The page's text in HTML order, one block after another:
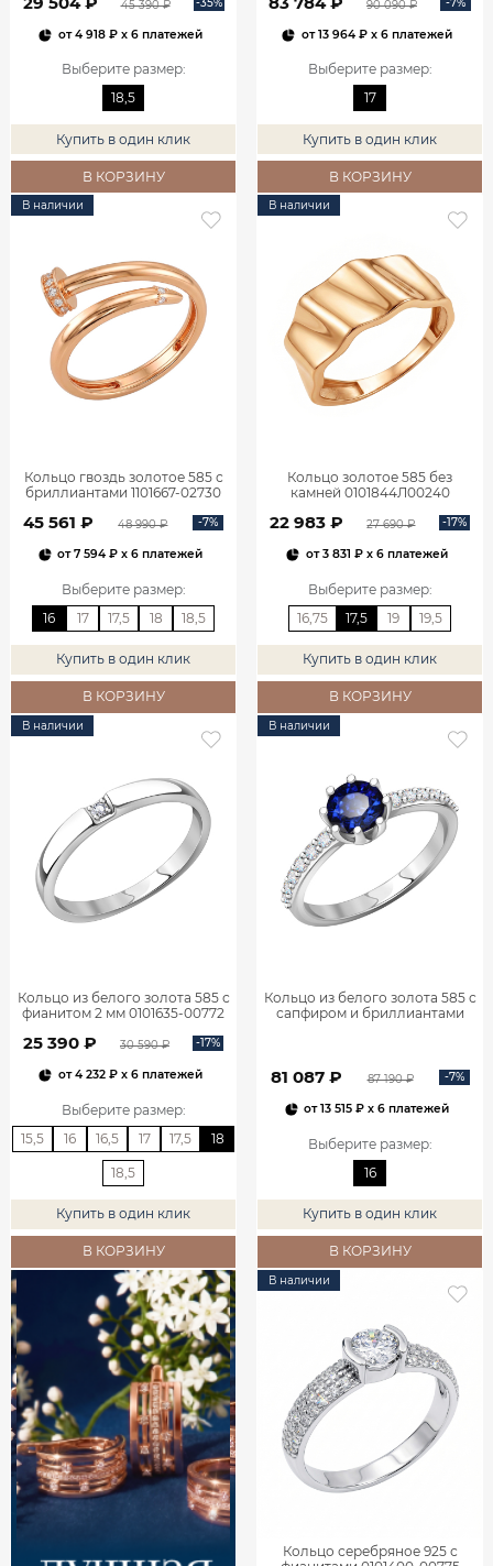
45 390 ₽
от4 918 ₽x 6 платежей
Выберите размер:
18,5
Купить в один клик
В КОРЗИНУ
90 090 ₽
от13 964 ₽x 6 платежей
Выберите размер:
17
Купить в один клик
В КОРЗИНУ
В наличии
Кольцо гвоздь золотое 585 с
бриллиантами 1101667-02730
45 561 ₽ 48 990 ₽ -7%
от7 594 ₽ x 6 платежей
Выберите размер:
16
17 17,5 18 18,5
Купить в один клик
В КОРЗИНУ
В наличии
Кольцо золотое 585 без
камней 0101844Л00240
22 983 ₽ 27 690 ₽ -17%
от3 831 ₽x 6 платежей
Выберите размер:
16,75
17,5 19 19,5
Купить в один клик
В КОРЗИНУ
В наличии
Кольцо из белого золота 585 с
фианитом 2 мм 0101635-00772
25 390 ₽ 30 590 ₽ -17%
от4 232 ₽x 6 платежей
Выберите размер:
15,5
16 16,5 17 17,5 18
18,5
Купить в один клик
В КОРЗИНУ
В наличии
Кольцо из белого золота 585 с
сапфиром и бриллиантами
81 087 ₽ 87 190 ₽ -7%
от13 515 ₽ x 6 платежей
Выберите размер:
16
Купить в один клик
В КОРЗИНУ
В наличии
Кольцо серебряное 925 с